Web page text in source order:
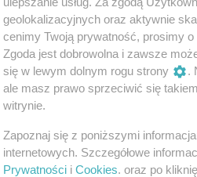
geolokalizacyjnych oraz aktywnie
cenimy Twoją prywatność, prosimy
Zgoda jest dobrowolna i zawsze
się w lewym dolnym rogu strony
.
ale masz prawo sprzeciwić się
witrynie.
Zapoznaj się z poniższymi
internetowych. Szczegółowe
Prywatności i Cookies. oraz po